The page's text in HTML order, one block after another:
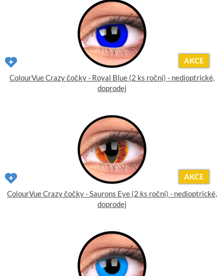
AKCE
ColourVue Crazy čočky - Royal Blue (2 ks roční) - nedioptrické,
doprodej
AKCE
ColourVue Crazy čočky - Saurons Eye (2 ks roční) - nedioptrické,
doprodej